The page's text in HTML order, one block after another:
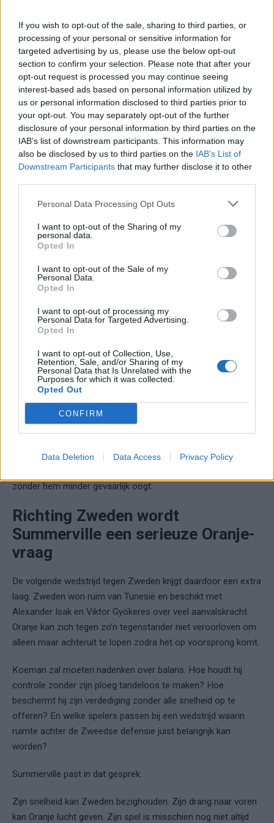
If you wish to opt-out of the sale, sharing to third parties, or
processing of your personal or sensitive information for
targeted advertising by us, please use the below opt-out
section to confirm your selection. Please note that after your
opt-out request is processed you may continue seeing
interest-based ads based on personal information utilized by
us or personal information disclosed to third parties prior to
your opt-out. You may separately opt-out of the further
disclosure of your personal information by third parties on the
IAB’s list of downstream participants. This information may
also be disclosed by us to third parties on the IAB’s List of
Downstream Participants that may further disclose it to other
Personal Data Processing Opt Outs
I want to opt-out of the Sharing of my
personal data.
Opted In
I want to opt-out of the Sale of my
Personal Data.
Opted In
I want to opt-out of processing my
Personal Data for Targeted Advertising.
Opted In
I want to opt-out of Collection, Use,
Retention, Sale, and/or Sharing of my
Personal Data that Is Unrelated with the
Purposes for which it was collected.
Opted Out
CONFIRM
Data Deletion Data Access Privacy Policy
Oranje merkte dat in de slotfase. Japan kon meer druk zetten,
omdat Nederland minder mogelijkheden had om onder die
druk uit te komen. De bal kwam sneller terug. De afstanden
werden groter. De gelijkmaker hing daardoor niet volledig uit
de lucht.
Dat maakt Summerville ineens meer dan een leuke debutant
met een mooi WK-moment. Hij wordt een tactisch argument.
Summerville kan de pikorde bij
Voor het WK leek de aanval van Oranje redelijk vol. Gakpo
heeft status. Malen brengt snelheid en rendement. Memphis
blijft voor Koeman een vertrouwd gezicht. Xavi Simons kan
op meerdere plekken spelen. Brian Brobbey geeft weer een
ander profiel.
Summerville moest zich daar ergens tussen vechten.
automatisch basisspeler moet zijn. Zo simpel ligt het niet.
Maar hij heeft wel iets laten zien wat Oranje hard nodig heeft.
En misschien nog belangrijker: zijn afwezigheid maakte
duidelijk wat er verdwijnt als hij niet meer op het veld staat.
Dat is vaak de snelste manier waarop een speler belangrijk
zonder hem minder gevaarlijk oogt.
Richting Zweden wordt
Summerville een serieuze Oranje-
vraag
De volgende wedstrijd tegen Zweden krijgt daardoor een extra
laag. Zweden won ruim van Tunesië en beschikt met
Alexander Isak en Viktor Gyökeres over veel aanvalskracht.
Oranje kan zich tegen zo’n tegenstander niet veroorloven om
alleen maar achteruit te lopen zodra het op voorsprong komt.
Koeman zal moeten nadenken over balans. Hoe houdt hij
controle zonder zijn ploeg tandeloos te maken? Hoe
beschermt hij zijn verdediging zonder alle snelheid op te
offeren? En welke spelers passen bij een wedstrijd waarin
ruimte achter de Zweedse defensie juist belangrijk kan
worden?
Summerville past in dat gesprek.
Zijn snelheid kan Zweden bezighouden. Zijn drang naar voren
kan Oranje lucht geven. Zijn spel is misschien nog niet altijd